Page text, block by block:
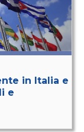
in Italia e
e